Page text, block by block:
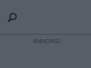
ANNONS